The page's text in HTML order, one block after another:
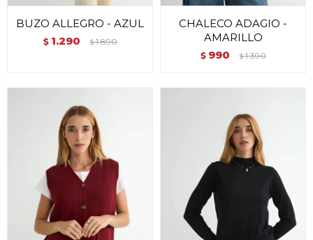
BUZO ALLEGRO - AZUL
$ 1.290 $ 1.890
CHALECO ADAGIO -
AMARILLO
$ 990 $ 1.390